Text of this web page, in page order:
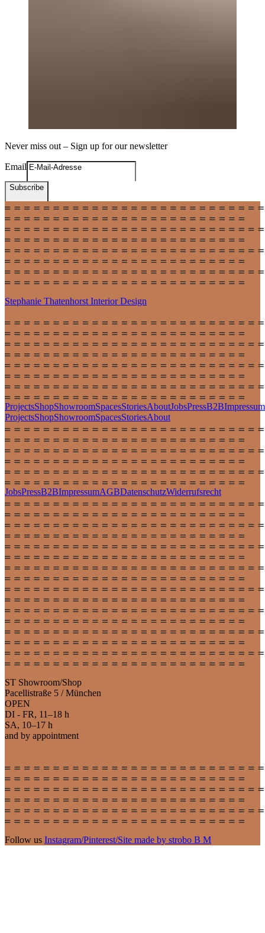
Never miss out – Sign up for our newsletter
Email
Subscribe
Stephanie Thatenhorst Interior Design
ProjectsShopShowroomSpacesStoriesAboutJobsPressB2BImpressum
ProjectsShopShowroomSpacesStoriesAbout
JobsPressB2BImpressumAGBDatenschutzWiderrufsrecht
ST Showroom/Shop
Pacellistraße 5 / München
OPEN
DI - FR, 11–18 h
SA, 10–17 h
and by appointment
Follow us Instagram/Pinterest/Site made by strobo B M